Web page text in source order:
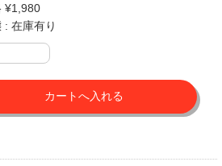
¥1,980
: 在庫有り